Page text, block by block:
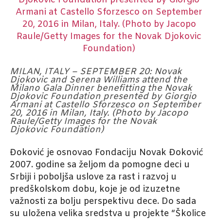
MILAN, ITALY – SEPTEMBER 20: Novak
Djokovic and Serena Williams attend the
Milano Gala Dinner benefitting the Novak
Djokovic Foundation presented by Giorgio
Armani at Castello Sforzesco on September
20, 2016 in Milan, Italy. (Photo by Jacopo
Raule/Getty Images for the Novak
Djokovic Foundation)
Đoković je osnovao Fondaciju Novak Đoković
2007. godine sa željom da pomogne deci u
Srbiji i poboljša uslove za rast i razvoj u
predškolskom dobu, koje je od izuzetne
važnosti za bolju perspektivu dece. Do sada
su uložena velika sredstva u projekte “Školice